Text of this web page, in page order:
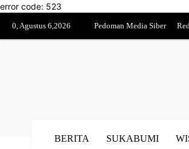
error code: 523
0, Agustus 6,2026 Pedoman Media Siber
BERITA SUKABUMI